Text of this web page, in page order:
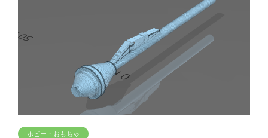
ホビー・おもちゃ